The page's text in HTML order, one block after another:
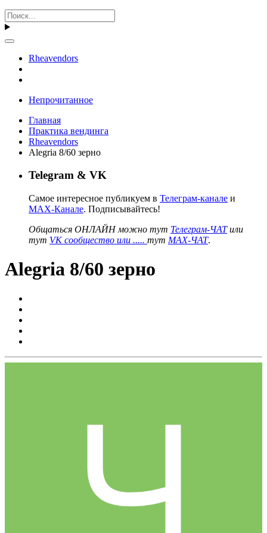
Rheavendors
Непрочитанное
Главная
Практика вендинга
Rheavendors
Alegria 8/60 зерно
Telegram & VK
Самое интересное публикуем в Телеграм-канале и
MAX-Канале. Подписывайтесь!
Общаться ОНЛАЙН можно тут Телеграм-ЧАТили
тут VK сообщество или ..... тут MAX-ЧАТ.
Alegria 8/60 зерно